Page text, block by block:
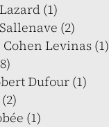
(1)
(2)
Levinas (1)
Dufour (1)
(1)